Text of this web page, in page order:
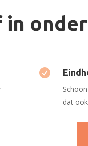
onder

dat